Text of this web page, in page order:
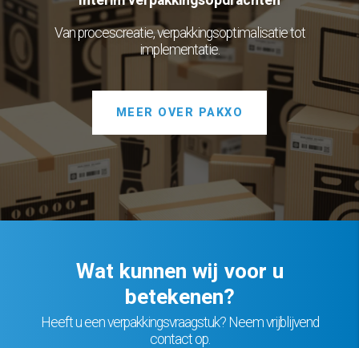
Van procescreatie, verpakkingsoptimalisatie tot
implementatie.
MEER OVER PAKXO
Wat kunnen wij voor u
betekenen?
Heeft u een verpakkingsvraagstuk? Neem vrijblijvend
contact op.